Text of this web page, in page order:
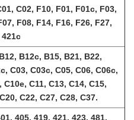
C02, F10, F01, F01c, F03,
F08, F14, F16, F26, F27,
421c
B12c, B15, B21, B22,
C03, C03c, C05, C06, C06c,
C10e, C11, C13, C14, C15,
C22, C27, C28, C37.
405, 419, 421, 423, 481,